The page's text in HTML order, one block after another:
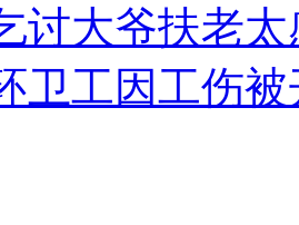
讨大爷扶老
卫工因工伤